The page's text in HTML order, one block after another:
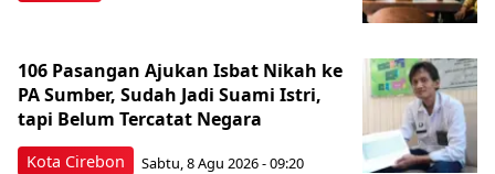
Kota Cirebon
106 Pasangan Ajukan Isbat Nikah ke
PA Sumber, Sudah Jadi Suami Istri,
tapi Belum Tercatat Negara
Sabtu, 8 Agu 2026 - 09:20